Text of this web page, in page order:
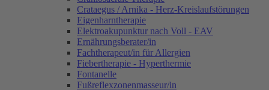
Crataegus / Arnika - Herz-Kreislaufstörungen
Eigenharntherapie
Elektroakupunktur nach Voll - EAV
Ernährungsberater/in
Fachtherapeut/in für Allergien
Fiebertherapie - Hyperthermie
Fontanelle
Fußreflexzonenmasseur/in